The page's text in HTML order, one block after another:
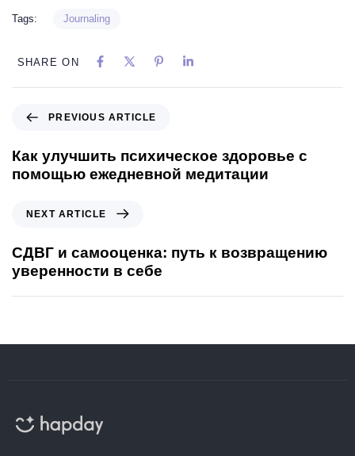
Tags: Journaling
SHARE ON
PREVIOUS ARTICLE
Как улучшить психическое здоровье с
помощью ежедневной медитации
NEXT ARTICLE
СДВГ и самооценка: путь к возвращению
уверенности в себе